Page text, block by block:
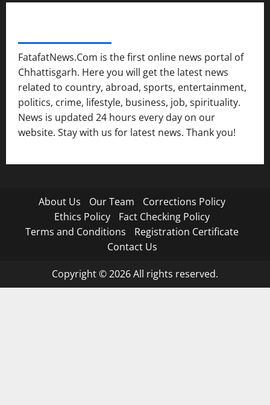
FatafatNews.Com is the first online news portal of
Chhattisgarh. Here you will get the latest news
related to country, abroad, sports, entertainment,
politics, crime, lifestyle, business, job, spirituality.
News is updated 24 hours every day on our
website. Stay with us for latest news. Thank you!
About Us Our Team
Corrections Policy
Ethics Policy
Fact Checking Policy
Terms and Conditions
Registration Certificate
Contact Us
Copyright © 2026 All rights reserved.